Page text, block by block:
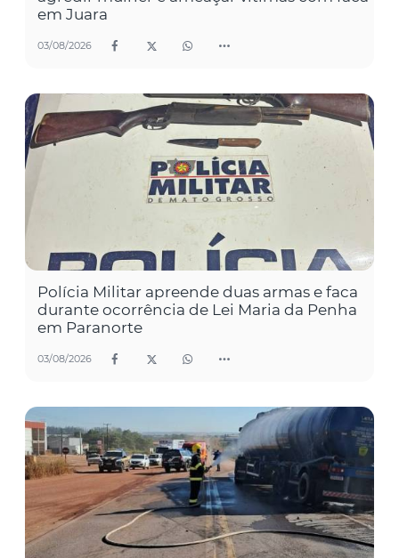
em Juara
03/08/2026
Polícia Militar apreende duas armas e faca
durante ocorrência de Lei Maria da Penha
em Paranorte
03/08/2026